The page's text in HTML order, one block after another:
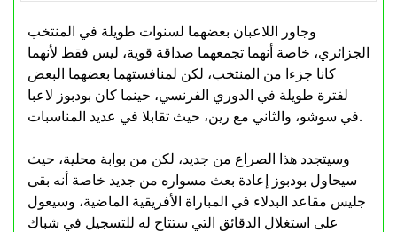
وجاور اللاعبان بعضهما لسنوات طويلة في المنتخب
الجزائري، خاصة أنهما تجمعهما صداقة قوية، ليس فقط لأنهما
كانا جزءا من المنتخب، لكن لمنافستهما بعضهما البعض
لفترة طويلة في الدوري الفرنسي، حينما كان بودبوز لاعبا
في سوشو، والثاني مع رين، حيث تقابلا في عديد المناسبات.
وسيتجدد هذا الصراع من جديد، لكن من بوابة محلية، حيث
سيحاول بودبوز إعادة بعث مسواره من جديد خاصة أنه بقى
جليس مقاعد البدلاء في المباراة الأفريقية الماضية، وسيعول
على استغلال الدقائق التي ستتاح له للتسجيل في شباك